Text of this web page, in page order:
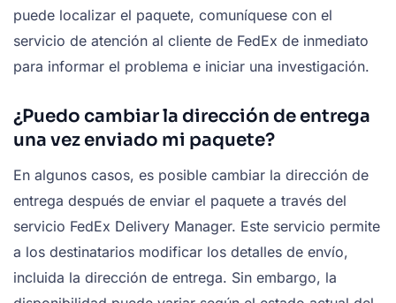
puede localizar el paquete, comuníquese con el
servicio de atención al cliente de FedEx de inmediato
para informar el problema e iniciar una investigación.
¿Puedo cambiar la dirección de entrega
una vez enviado mi paquete?
En algunos casos, es posible cambiar la dirección de
entrega después de enviar el paquete a través del
servicio FedEx Delivery Manager. Este servicio permite
a los destinatarios modificar los detalles de envío,
incluida la dirección de entrega. Sin embargo, la